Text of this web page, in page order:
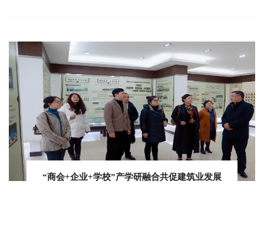
“商会+企业+学校”产学研融合共促建筑业发展